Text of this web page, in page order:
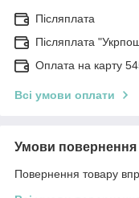
Післяплата
Післяплата
Оплата на карту
Всі умови оплати
Умови повернення
Повернення товару